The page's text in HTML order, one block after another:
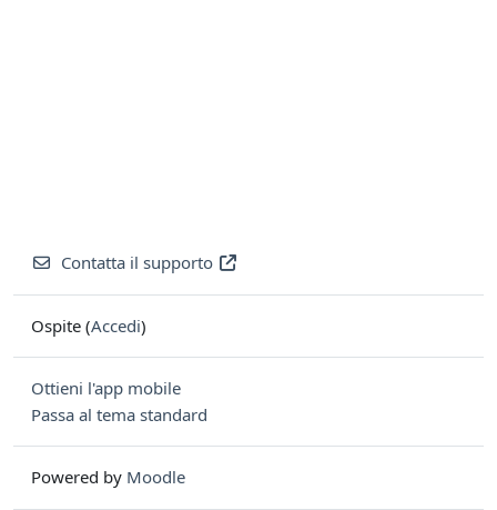
Contatta il supporto
Ospite (Accedi)
Ottieni l'app mobile
Passa al tema standard
Powered by Moodle